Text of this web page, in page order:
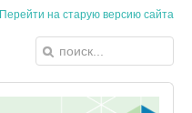
Перейти на старую версию сайта